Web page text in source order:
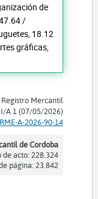
de
/
18.12
gráficas,
Mercantil
I/A 1 (07/05/2026)
A-2026-90-14
de Cordoba
de acto: 228.324
página: 23.842